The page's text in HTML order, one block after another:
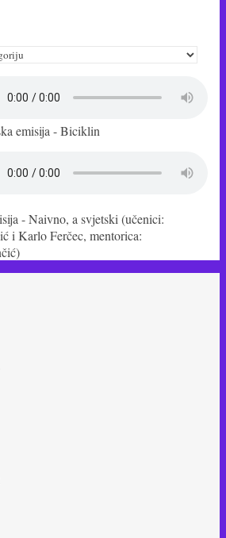
emisija - Biciklin
- Naivno, a svjetski (učenici:
i Karlo Ferčec, mentorica: